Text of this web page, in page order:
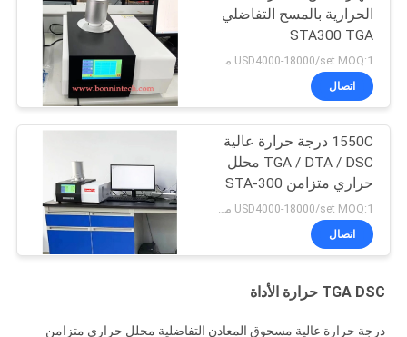
الحرارية بالمسح التفاضلي
STA300 TGA
USD4000-18000/set MOQ:1 مجموعة
اتصال
1550C درجة حرارة عالية
TGA / DTA / DSC محلل
حراري متزامن STA-300
اتصال
TGA DSC حرارة الأداة
درجة حرارة عالية مسحوق المعادن التفاضلية محلل حراري متزامن